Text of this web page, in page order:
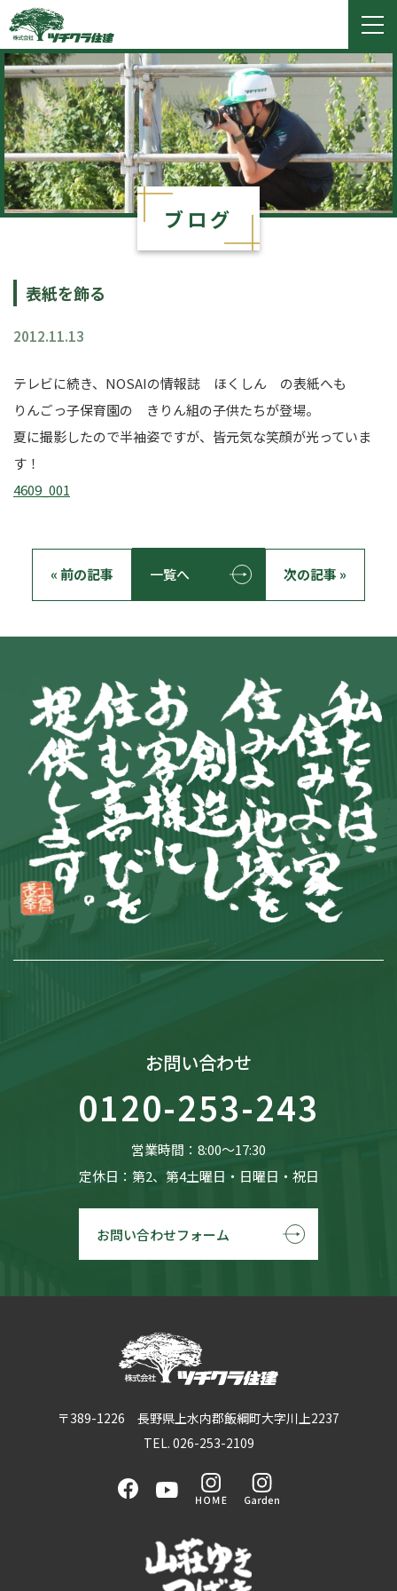
ブログ
表紙を飾る
2012.11.13
テレビに続き、NOSAIの情報誌 ほくしん の表紙へも
りんごっ子保育園の きりん組の子供たちが登場。
夏に撮影したので半袖姿ですが、皆元気な笑顔が光っていま
す！
4609_001
« 前の記事 一覧へ 次の記事 »
お問い合わせ
0120-253-243
営業時間：8:00〜17:30
定休日：第2、第4土曜日・日曜日・祝日
お問い合わせフォーム
〒389-1226 長野県上水内郡飯綱町大字川上2237
TEL. 026-253-2109